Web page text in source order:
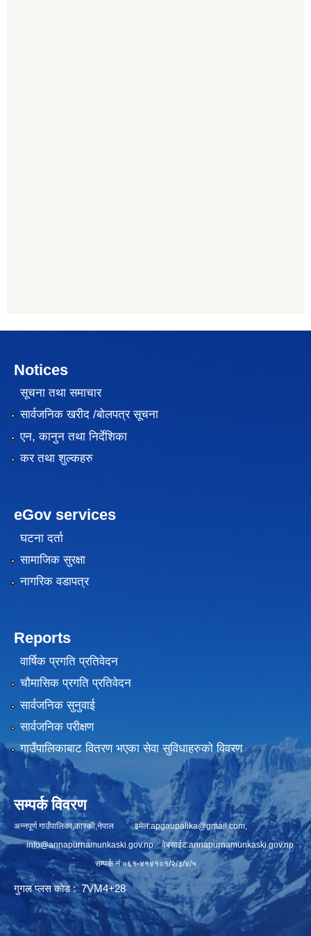
Notices
सूचना तथा समाचार
सार्वजनिक खरीद /बोलपत्र सूचना
एन, कानुन तथा निर्देशिका
कर तथा शुल्कहरु
eGov services
घटना दर्ता
सामाजिक सुरक्षा
नागरिक वडापत्र
Reports
वार्षिक प्रगति प्रतिवेदन
चौमासिक प्रगति प्रतिवेदन
सार्वजनिक सुनुवाई
सार्वजनिक परीक्षण
गाउँपालिकाबाट वितरण भएका सेवा सुविधाहरुको विवरण
सम्पर्क विवरण
अन्नपूर्ण गाउँपालिका,कास्की,नेपाल इमेल:apgaupalika@gmail.com,
info@annapurnamunkaski.gov.npवेबसाईट:annapurnamunkaski.gov.np
सम्पर्क नं:०६१-४१४१०१/२/३/४/५
गुगल प्लस कोड : 7VM4+28